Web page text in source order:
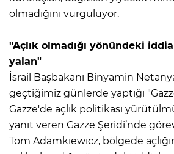
olmadığını vurguluyor.
"Açlık olmadığı yönündeki
yalan"
İsrail Başbakanı Binyamin
geçtiğimiz günlerde yaptığı
Gazze'de açlık politikası
yanıt veren Gazze Şeridi’nde
Tom Adamkiewicz, bölgede